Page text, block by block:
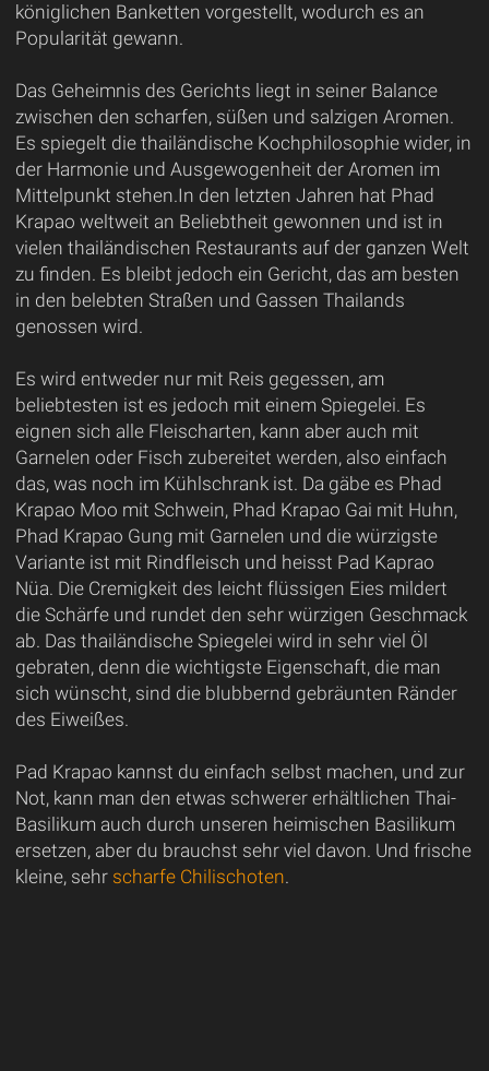
königlichen Banketten vorgestellt, wodurch es an
Popularität gewann.
Das Geheimnis des Gerichts liegt in seiner Balance
zwischen den scharfen, süßen und salzigen Aromen.
Es spiegelt die thailändische Kochphilosophie wider, in
der Harmonie und Ausgewogenheit der Aromen im
Mittelpunkt stehen.In den letzten Jahren hat Phad
Krapao weltweit an Beliebtheit gewonnen und ist in
vielen thailändischen Restaurants auf der ganzen Welt
zu finden. Es bleibt jedoch ein Gericht, das am besten
in den belebten Straßen und Gassen Thailands
genossen wird.
Es wird entweder nur mit Reis gegessen, am
beliebtesten ist es jedoch mit einem Spiegelei. Es
eignen sich alle Fleischarten, kann aber auch mit
Garnelen oder Fisch zubereitet werden, also einfach
das, was noch im Kühlschrank ist. Da gäbe es Phad
Krapao Moo mit Schwein, Phad Krapao Gai mit Huhn,
Phad Krapao Gung mit Garnelen und die würzigste
Variante ist mit Rindfleisch und heisst Pad Kaprao
Nüa. Die Cremigkeit des leicht flüssigen Eies mildert
die Schärfe und rundet den sehr würzigen Geschmack
ab. Das thailändische Spiegelei wird in sehr viel Öl
gebraten, denn die wichtigste Eigenschaft, die man
sich wünscht, sind die blubbernd gebräunten Ränder
des Eiweißes.
Pad Krapao kannst du einfach selbst machen, und zur
Not, kann man den etwas schwerer erhältlichen Thai-
Basilikum auch durch unseren heimischen Basilikum
ersetzen, aber du brauchst sehr viel davon. Und frische
kleine, sehr scharfe Chilischoten.